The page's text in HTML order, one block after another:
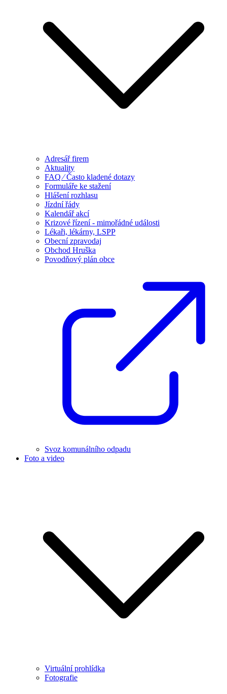
Adresář firem
Aktuality
FAQ ⁄ Často kladené dotazy
Formuláře ke stažení
Hlášení rozhlasu
Jízdní řády
Kalendář akcí
Krizové řízení - mimořádné události
Lékaři, lékárny, LSPP
Obecní zpravodaj
Obchod Hruška
Povodňový plán obce
Svoz komunálního odpadu
Foto a video
Virtuální prohlídka
Fotografie